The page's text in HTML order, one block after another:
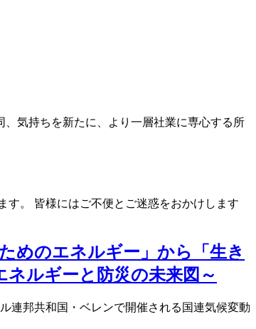
気持ちを新たに、より一層社業に専心する所
す。 皆様にはご不便とご迷惑をおかけします
めのエネルギー」から「生き
ルギーと防災の未来図～
連邦共和国・ベレンで開催される国連気候変動